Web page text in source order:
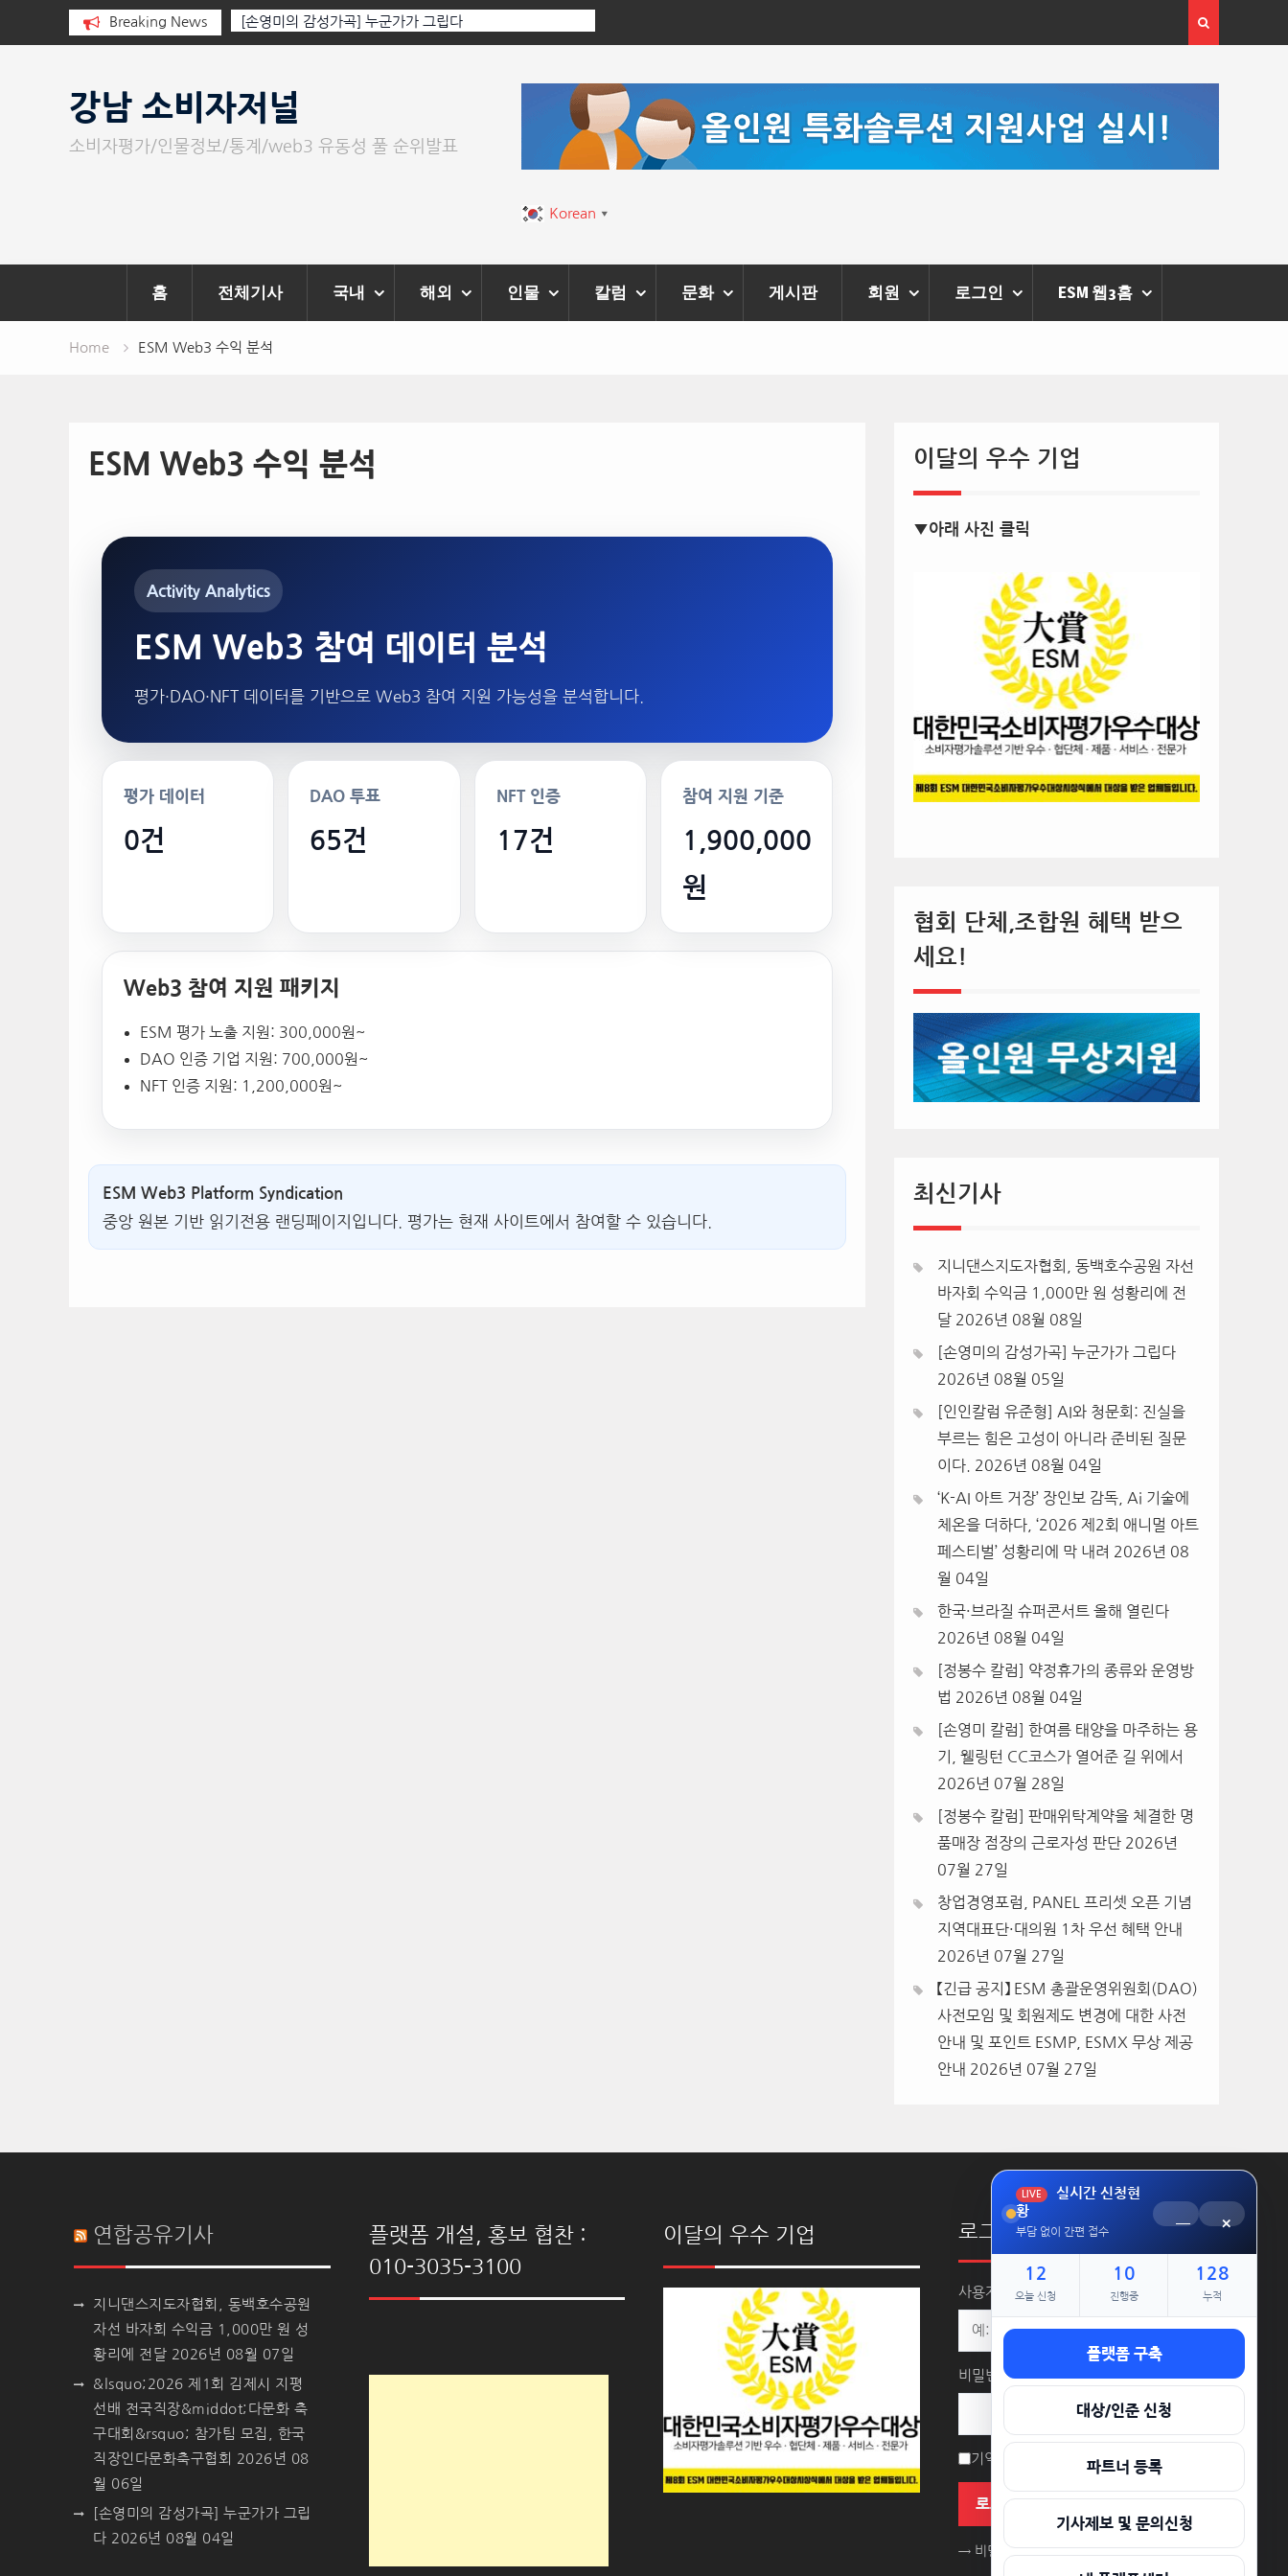
Breaking News
군가가 그립다
[인인칼럼 유준형] AI와 청문회: 진실을 부르는 힘은 고성
이 아니라 준비된 질문이다.
‘2026 제2회 애니멀 아트 페스티벌’ 성황리에 막 내려
강남 소비자저널
소비자평가/인물정보/통계/web3 유동성 풀 순위발표
Korean ▼
홈 전체기사 국내 해외 인물 칼럼 문화 게시판 회원 로그인 ESM 웹3홈
Home ESM Web3 수익 분석
ESM Web3 수익 분석
Activity Analytics
ESM Web3 참여 데이터 분석
평가·DAO·NFT 데이터를 기반으로 Web3 참여 지원 가능성을 분석합니다.
평가 데이터
0건
DAO 투표
65건
NFT 인증
17건
참여 지원 기준
1,900,000
원
Web3 참여 지원 패키지
ESM 평가 노출 지원: 300,000원~
DAO 인증 기업 지원: 700,000원~
NFT 인증 지원: 1,200,000원~
ESM Web3 Platform Syndication
중앙 원본 기반 읽기전용 랜딩페이지입니다. 평가는 현재 사이트에서 참여할 수 있습니다.
이달의 우수 기업
▼아래 사진 클릭
협회 단체,조합원 혜택 받으
세요!
최신기사
지니댄스지도자협회, 동백호수공원 자선
바자회 수익금 1,000만 원 성황리에 전
달 2026년 08월 08일
[손영미의 감성가곡] 누군가가 그립다
2026년 08월 05일
[인인칼럼 유준형] AI와 청문회: 진실을
부르는 힘은 고성이 아니라 준비된 질문
이다.
2026년 08월 04일
‘K-AI 아트 거장’ 장인보 감독, Ai 기술에
체온을 더하다, ‘2026 제2회 애니멀 아트
페스티벌’ 성황리에 막 내려 2026년 08
월 04일
한국·브라질 슈퍼콘서트 올해 열린다
2026년 08월 04일
[정봉수 칼럼] 약정휴가의 종류와 운영방
법 2026년 08월 04일
[손영미 칼럼] 한여름 태양을 마주하는 용
기, 웰링턴 CC코스가 열어준 길 위에서
2026년 07월 28일
[정봉수 칼럼] 판매위탁계약을 체결한 명
품매장 점장의 근로자성 판단 2026년
07월 27일
창업경영포럼, PANEL 프리셋 오픈 기념
지역대표단·대의원 1차 우선 혜택 안내
2026년 07월 27일
【긴급 공지】 ESM 총괄운영위원회(DAO)
사전모임 및 회원제도 변경에 대한 사전
안내 및 포인트 ESMP, ESMX 무상 제공
안내 2026년 07월 27일
연합공유기사
지니댄스지도자협회, 동백호수공원
자선 바자회 수익금 1,000만 원 성
황리에 전달 2026년 08월 07일
&lsquo;2026 제1회 김제시 지평
선배 전국직장&middot;다문화 축
구대회&rsquo; 참가팀 모집, 한국
직장인다문화축구협회 2026년 08
월 06일
[손영미의 감성가곡] 누군가가 그립
다 2026년 08월 04일
플랫폼 개설, 홍보 협찬 :
010-3035-3100
이달의 우수 기업 로그인
사용자명 또는 이메일 주소
비밀번호
기억하기
로그인
→ 비밀번호를 잊으셨나요?
LIVE
실시간 신청현
황
부담 없이 간편 접수
─ ×
12
오늘 신청
10
진행중
128
누적
플랫폼 구축
대상/인준 신청
파트너 등록
기사제보 및 문의신청